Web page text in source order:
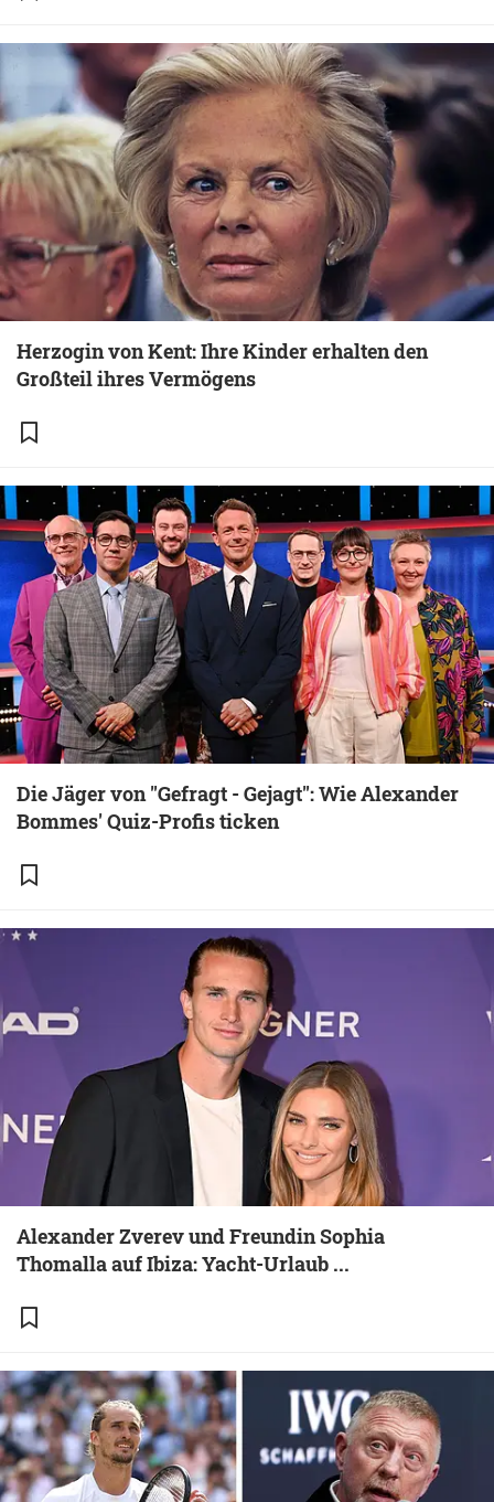
Herzogin von Kent: Ihre Kinder erhalten den
Großteil ihres Vermögens
Die Jäger von "Gefragt - Gejagt": Wie Alexander
Bommes' Quiz-Profis ticken
Alexander Zverev und Freundin Sophia
Thomalla auf Ibiza: Yacht-Urlaub ...